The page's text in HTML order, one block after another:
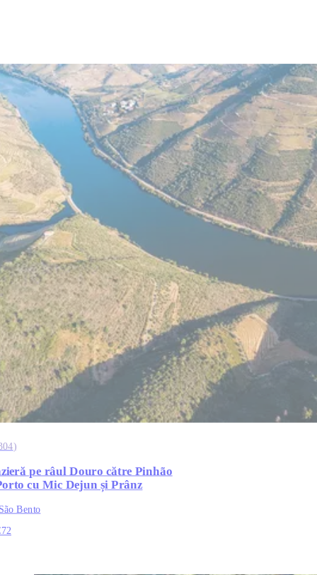
)
pe râul Douro către Pinhão
cu Mic Dejun și Prânz
Bento